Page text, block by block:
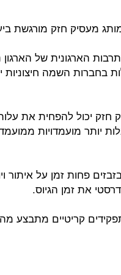
מעסיק חזק מורגשת
הארגונית של הארגון
השמה חיצוניות
יכול להפחית את
יותר מועמדויות
פחות זמן על איתור
את זמן הגיוס.
תפקידים קריטיים מתבצע